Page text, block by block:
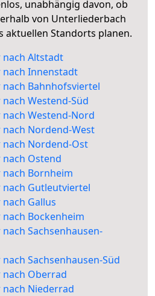
unabhängig davon, ob
von Unterliederbach
aktuellen Standorts planen.
Altstadt
Innenstadt
Bahnhofsviertel
Westend-Süd
Westend-Nord
Nordend-West
Nordend-Ost
Ostend
Bornheim
Gutleutviertel
Gallus
Bockenheim
Sachsenhausen-
Sachsenhausen-Süd
Oberrad
Niederrad